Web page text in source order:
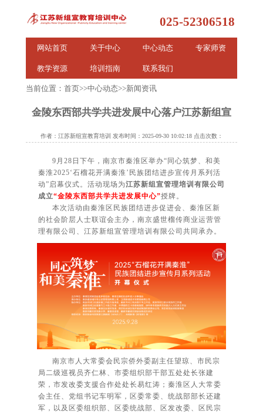
025-52306518
网站首页 关于中心 中心动态 专家师资
教学资源 培训指南 联系我们
当前位置： 首页>>中心动态>>新闻资讯
金陵东西部共学共进发展中心落户江苏新组宣
作者：江苏新组宣教育培训 发布时间：2025-09-30 10:02:18 点击次数：
9月28日下午，南京市秦淮区举办“同心筑梦、和美
秦淮2025‘石榴花开满秦淮’民族团结进步宣传月系列活
动”启幕仪式。活动现场为江苏新组宣管理培训有限公司
成立“金陵东西部共学共进发展中心”授牌。
本次活动由秦淮区民族团结进步促进会、秦淮区新
的社会阶层人士联谊会主办，南京盛世榴传商业运营管
理有限公司、江苏新组宣管理培训有限公司共同承办。
南京市人大常委会民宗侨外委副主任望琼、市民宗
局二级巡视员齐仁林、市委组织部干部五处处长张建
荣，市发改委支援合作处处长易红涛；秦淮区人大常委
会主任、党组书记车明军，区委常委、统战部部长还建
军，以及区委组织部、区委统战部、区发改委、区民宗